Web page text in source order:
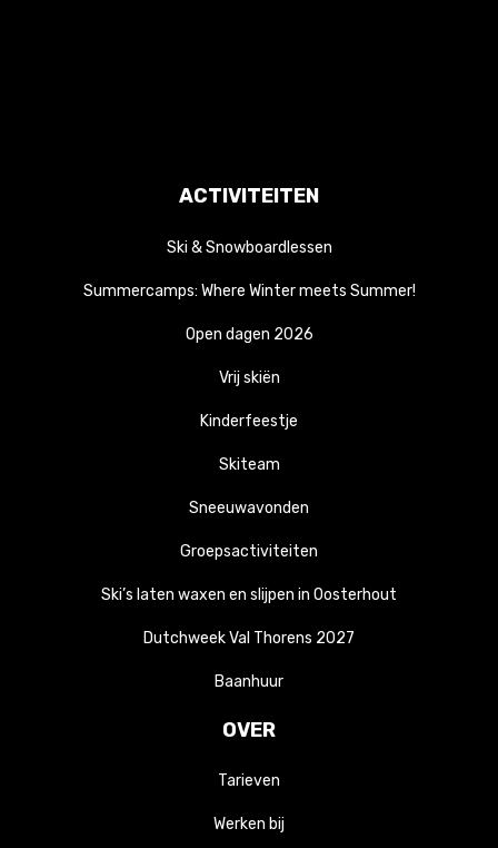
ACTIVITEITEN
Ski & Snowboardlessen
Summercamps: Where Winter meets Summer!
Open dagen 2026
Vrij skiën
Kinderfeestje
Skiteam
Sneeuwavonden
Groepsactiviteiten
Ski’s laten waxen en slijpen in Oosterhout
Dutchweek Val Thorens 2027
Baanhuur
OVER
Tarieven
Werken bij